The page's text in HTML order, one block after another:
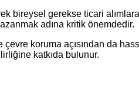
bireysel gerekse ticari
adına kritik önemdedir.
koruma açısından da
katkıda bulunur.